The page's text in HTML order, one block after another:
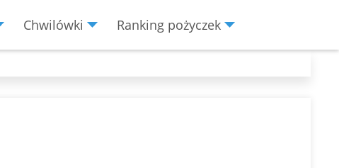
Chwilówki Ranking pożyczek